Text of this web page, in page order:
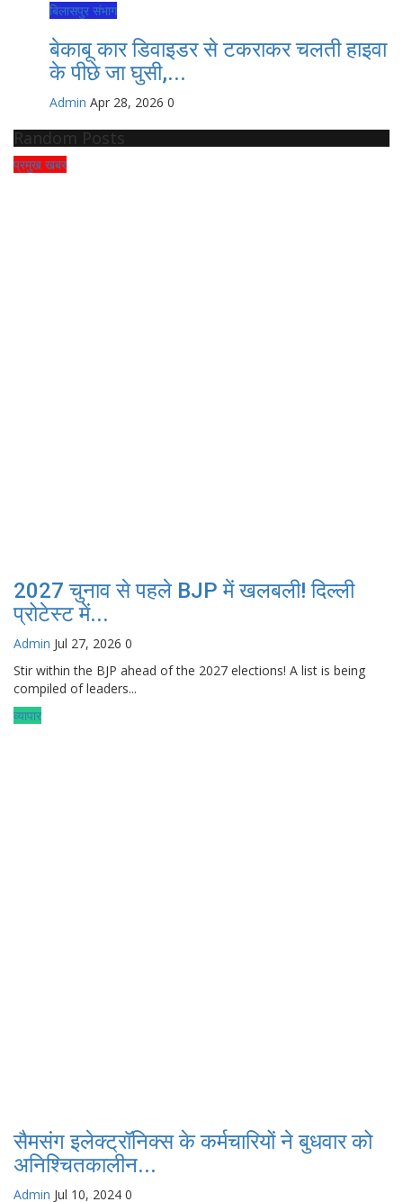
बिलासपुर संभाग
बेकाबू कार डिवाइडर से टकराकर चलती हाइवा
के पीछे जा घुसी,...
Admin Apr 28, 2026 0
Random Posts
प्रमुख खबर
2027 चुनाव से पहले BJP में खलबली! दिल्ली
प्रोटेस्ट में...
Admin Jul 27, 2026 0
Stir within the BJP ahead of the 2027 elections! A list is being
compiled of leaders...
व्यापार
सैमसंग इलेक्ट्रॉनिक्स के कर्मचारियों ने बुधवार को
अनिश्चितकालीन...
Admin Jul 10, 2024 0